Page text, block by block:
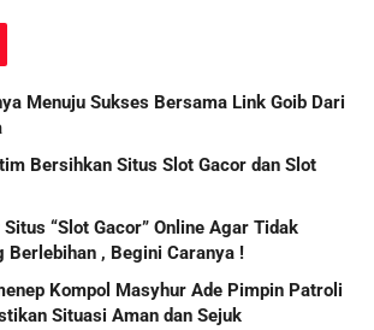
Menuju Sukses Bersama Link Goib Dari
Bersihkan Situs Slot Gacor dan Slot
“Slot Gacor” Online Agar Tidak
Berlebihan , Begini Caranya !
Kompol Masyhur Ade Pimpin Patroli
Situasi Aman dan Sejuk